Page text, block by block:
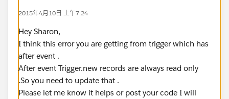
2015年4月10日 上午7:24
Hey Sharon,
I think this error you are getting from trigger which has
after event .
After event Trigger.new records are always read only
.So you need to update that .
Please let me know it helps or post your code I will